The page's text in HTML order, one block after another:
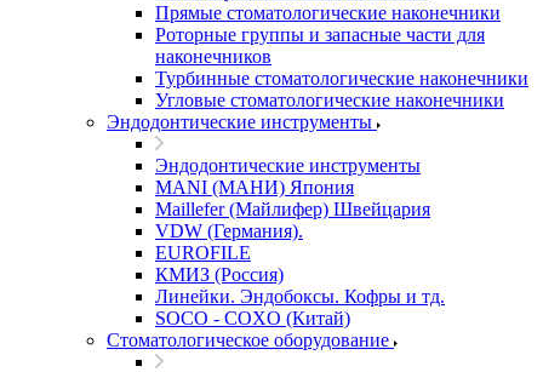
Прямые стоматологические наконечники
Роторные группы и запасные части для
наконечников
Турбинные стоматологические наконечники
Угловые стоматологические наконечники
Эндодонтические инструменты
Эндодонтические инструменты
MANI (МАНИ) Япония
Maillefer (Майлифер) Швейцария
VDW (Германия).
EUROFILE
КМИЗ (Россия)
Линейки. Эндобоксы. Кофры и тд.
SOCO - COXO (Китай)
Стоматологическое оборудование